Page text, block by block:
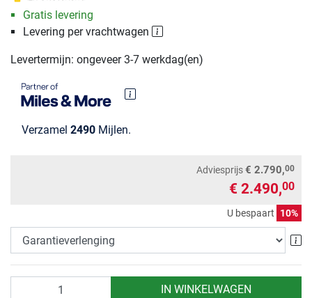
Gratis levering
Levering per vrachtwagen
Levertermijn: ongeveer 3-7 werkdag(en)
Verzamel 2490 Mijlen.
Adviesprijs€ 2.790,00
€ 2.490,00
U bespaart 10%
IN WINKELWAGEN